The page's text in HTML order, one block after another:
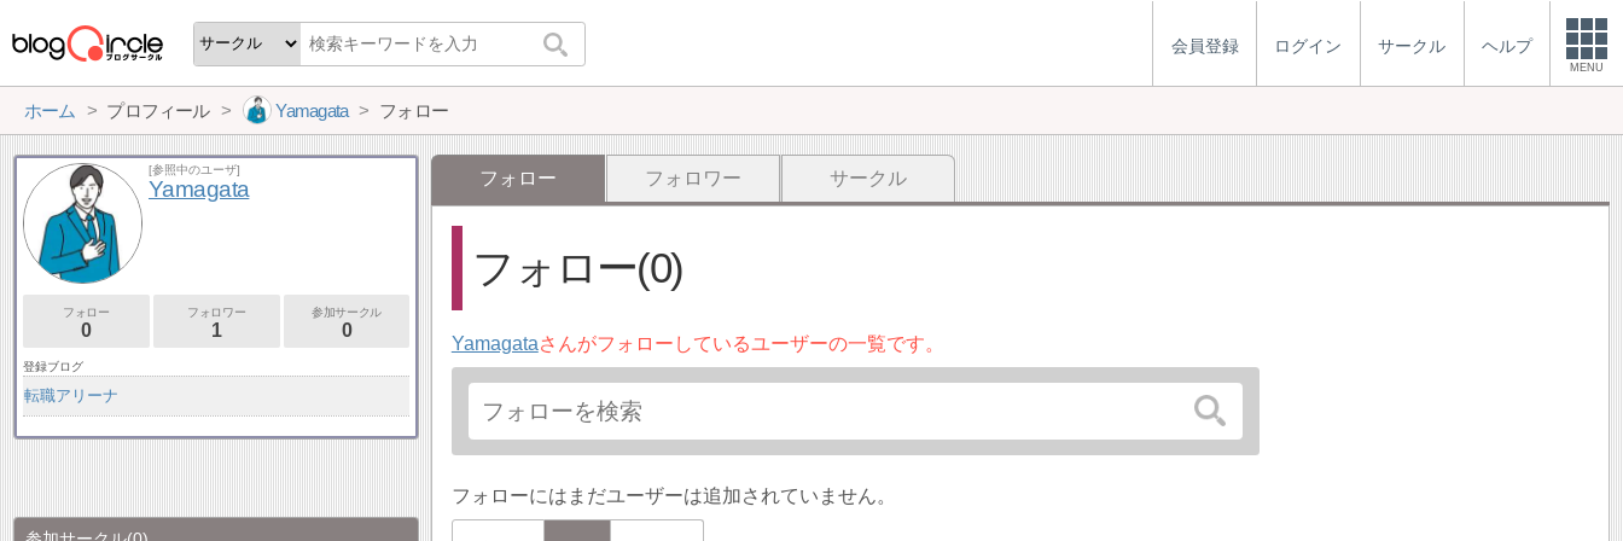
会員登録 ログイン サークル ヘルプ
MENU
ホーム プロフィール Yamagata フォロー
フォロー フォロワー サークル
フォロー(0)
Yamagataさんがフォローしているユーザーの一覧です。
フォローにはまだユーザーは追加されていません。
[参照中のユーザ]
Yamagata
フォロー
0
フォロワー
1
参加サークル
0
登録ブログ
転職アリーナ